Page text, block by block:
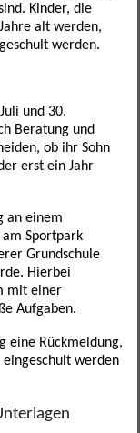
Kinder, die
alt werden,
werden.
und 30.
Beratung und
ob ihr Sohn
erst ein Jahr
an einem
Sportpark
Grundschule
Hierbei
mit einer
Aufgaben.
eine Rückmeldung,
eingeschult werden